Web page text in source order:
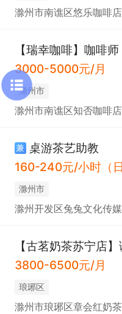
滁州市南谯区悠乐咖啡店
【瑞幸咖啡】咖啡师
3000-5000元/月
滁州市
滁州市南谯区知否咖啡店
兼 桌游茶艺助教
160-240元/小时（日
滁州市
滁州开发区兔兔文化传
【古茗奶茶苏宁店
3800-6500元/月
琅琊区
滁州市琅琊区章会红奶